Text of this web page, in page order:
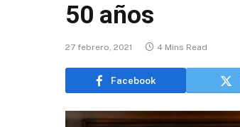
50 años
27 febrero, 2021 4 Mins Read
Facebook